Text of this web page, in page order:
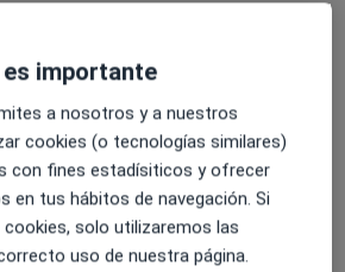
Online
3, Granada•Mapa
Sanitaria
importante
a nosotros y a nuestros
cookies (o tecnologías similares)
con fines estadísiticos y ofrecer
en tus hábitos de navegación. Si
solo utilizaremos las
uso de nuestra página.